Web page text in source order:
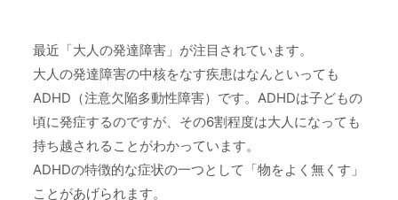
最近「大人の発達障害」が注目されています。
大人の発達障害の中核をなす疾患はなんといっても
ADHD（注意欠陥多動性障害）です。ADHDは子どもの
頃に発症するのですが、その6割程度は大人になっても
持ち越されることがわかっています。
ADHDの特徴的な症状の一つとして「物をよく無くす」
ことがあげられます。